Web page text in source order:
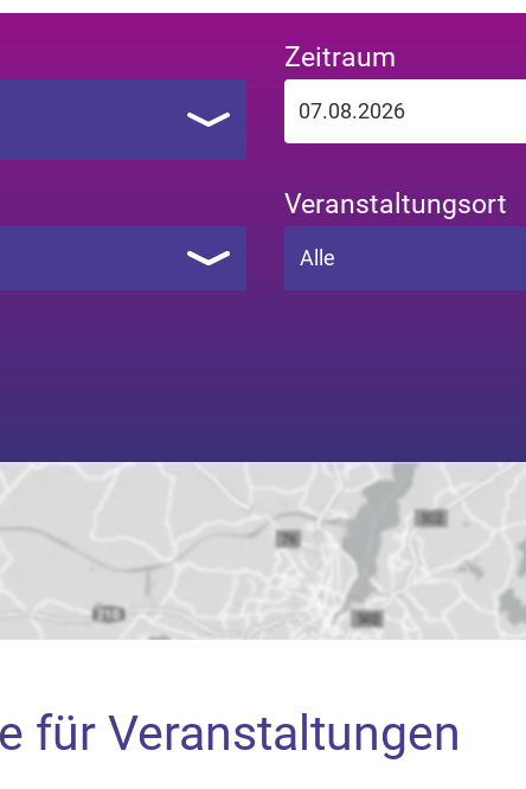
Zeitraum
Veranstaltungsort
Alle
für Veranstaltungen